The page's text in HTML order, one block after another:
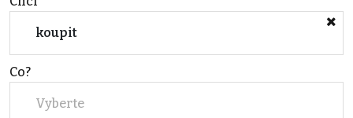
koupit
Co?
Vyberte